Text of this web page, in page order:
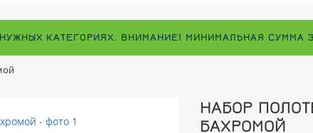
КАТЕГОРИЯХ. ВНИМАНИЕ! МИНИМАЛЬНАЯ СУММА
НАБОР
БАХРОМОЙ